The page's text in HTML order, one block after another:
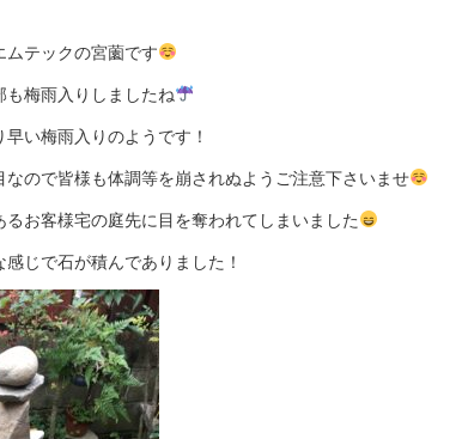
ムテックの宮薗です
も梅雨入りしましたね
い梅雨入りのようです！
なので皆様も体調等を崩されぬようご注意下さいませ
るお客様宅の庭先に目を奪われてしまいました
感じで石が積んでありました！